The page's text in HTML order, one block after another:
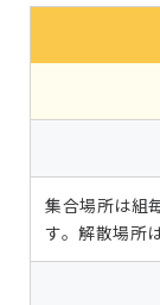
集合場所は組
す。解散場所